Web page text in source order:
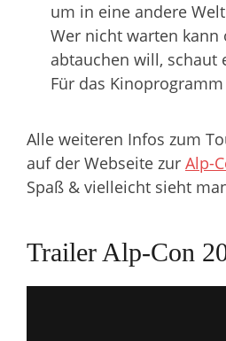
um in eine andere
Wer nicht warten
abtauchen will, schaut
Für das
Alle weiteren Infos zum
auf der Webseite zur Alp-
Spaß & vielleicht sieht
Trailer Alp-Con